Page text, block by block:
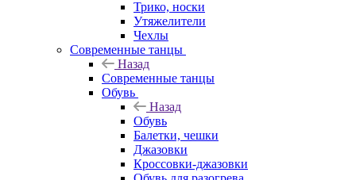
Трико, носки
Утяжелители
Чехлы
Современные танцы
Назад
Современные танцы
Обувь
Назад
Обувь
Балетки, чешки
Джазовки
Кроссовки-джазовки